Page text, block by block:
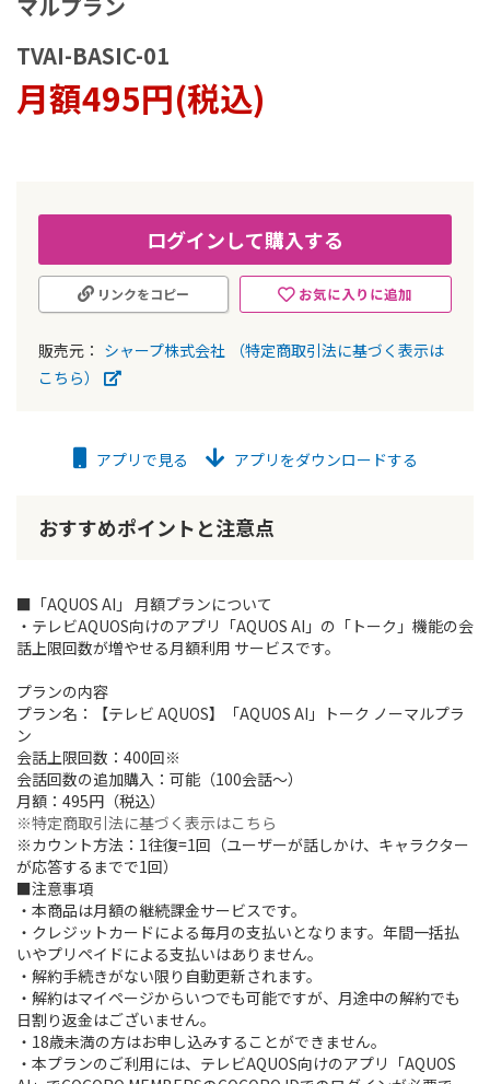
TVAI-BASIC-01
月額495円(税込)
ログインして購入する
お気に入りに追加
リンクをコピー
販売元： シャープ株式会社
（特定商取引法に基づく表示は
こちら）
ジ
ャ
リ
に
す
アプリで見る アプリをダウンロードする
おすすめポイントと注意点
■「AQUOS AI」 月額プランについて
・テレビAQUOS向けのアプリ「AQUOS AI」の「トーク」機能の会
話上限回数が増やせる月額利用 サービスです。
プランの内容
プラン名：【テレビ AQUOS】「AQUOS AI」トーク ノーマルプラ
ン
会話上限回数：400回※
会話回数の追加購入：可能（100会話～）
月額：495円（税込）
※特定商取引法に基づく表示はこちら
※カウント方法：1往復=1回（ユーザーが話しかけ、キャラクター
が応答するまでで1回）
■注意事項
・本商品は月額の継続課金サービスです。
・クレジットカードによる毎月の支払いとなります。年間一括払
いやプリペイドによる支払いはありません。
・解約手続きがない限り自動更新されます。
・解約はマイページからいつでも可能ですが、月途中の解約でも
日割り返金はございません。
・18歳未満の方はお申し込みすることができません。
・本プランのご利用には、テレビAQUOS向けのアプリ「AQUOS